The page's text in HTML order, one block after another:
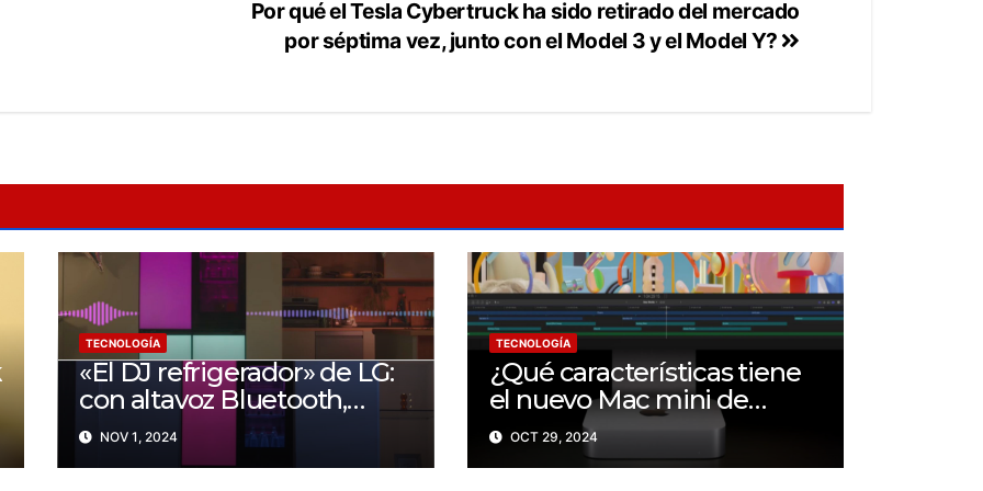
Por qué el Tesla Cybertruck ha sido retirado del mercado
por séptima vez, junto con el Model 3 y el Model Y?
TECNOLOGÍA
«El DJ refrigerador» de LG:
con altavoz Bluetooth,
luces de colores para
fiestas y más
NOV 1, 2024
TECNOLOGÍA
¿Qué características tiene
el nuevo Mac mini de
Apple?
OCT 29, 2024